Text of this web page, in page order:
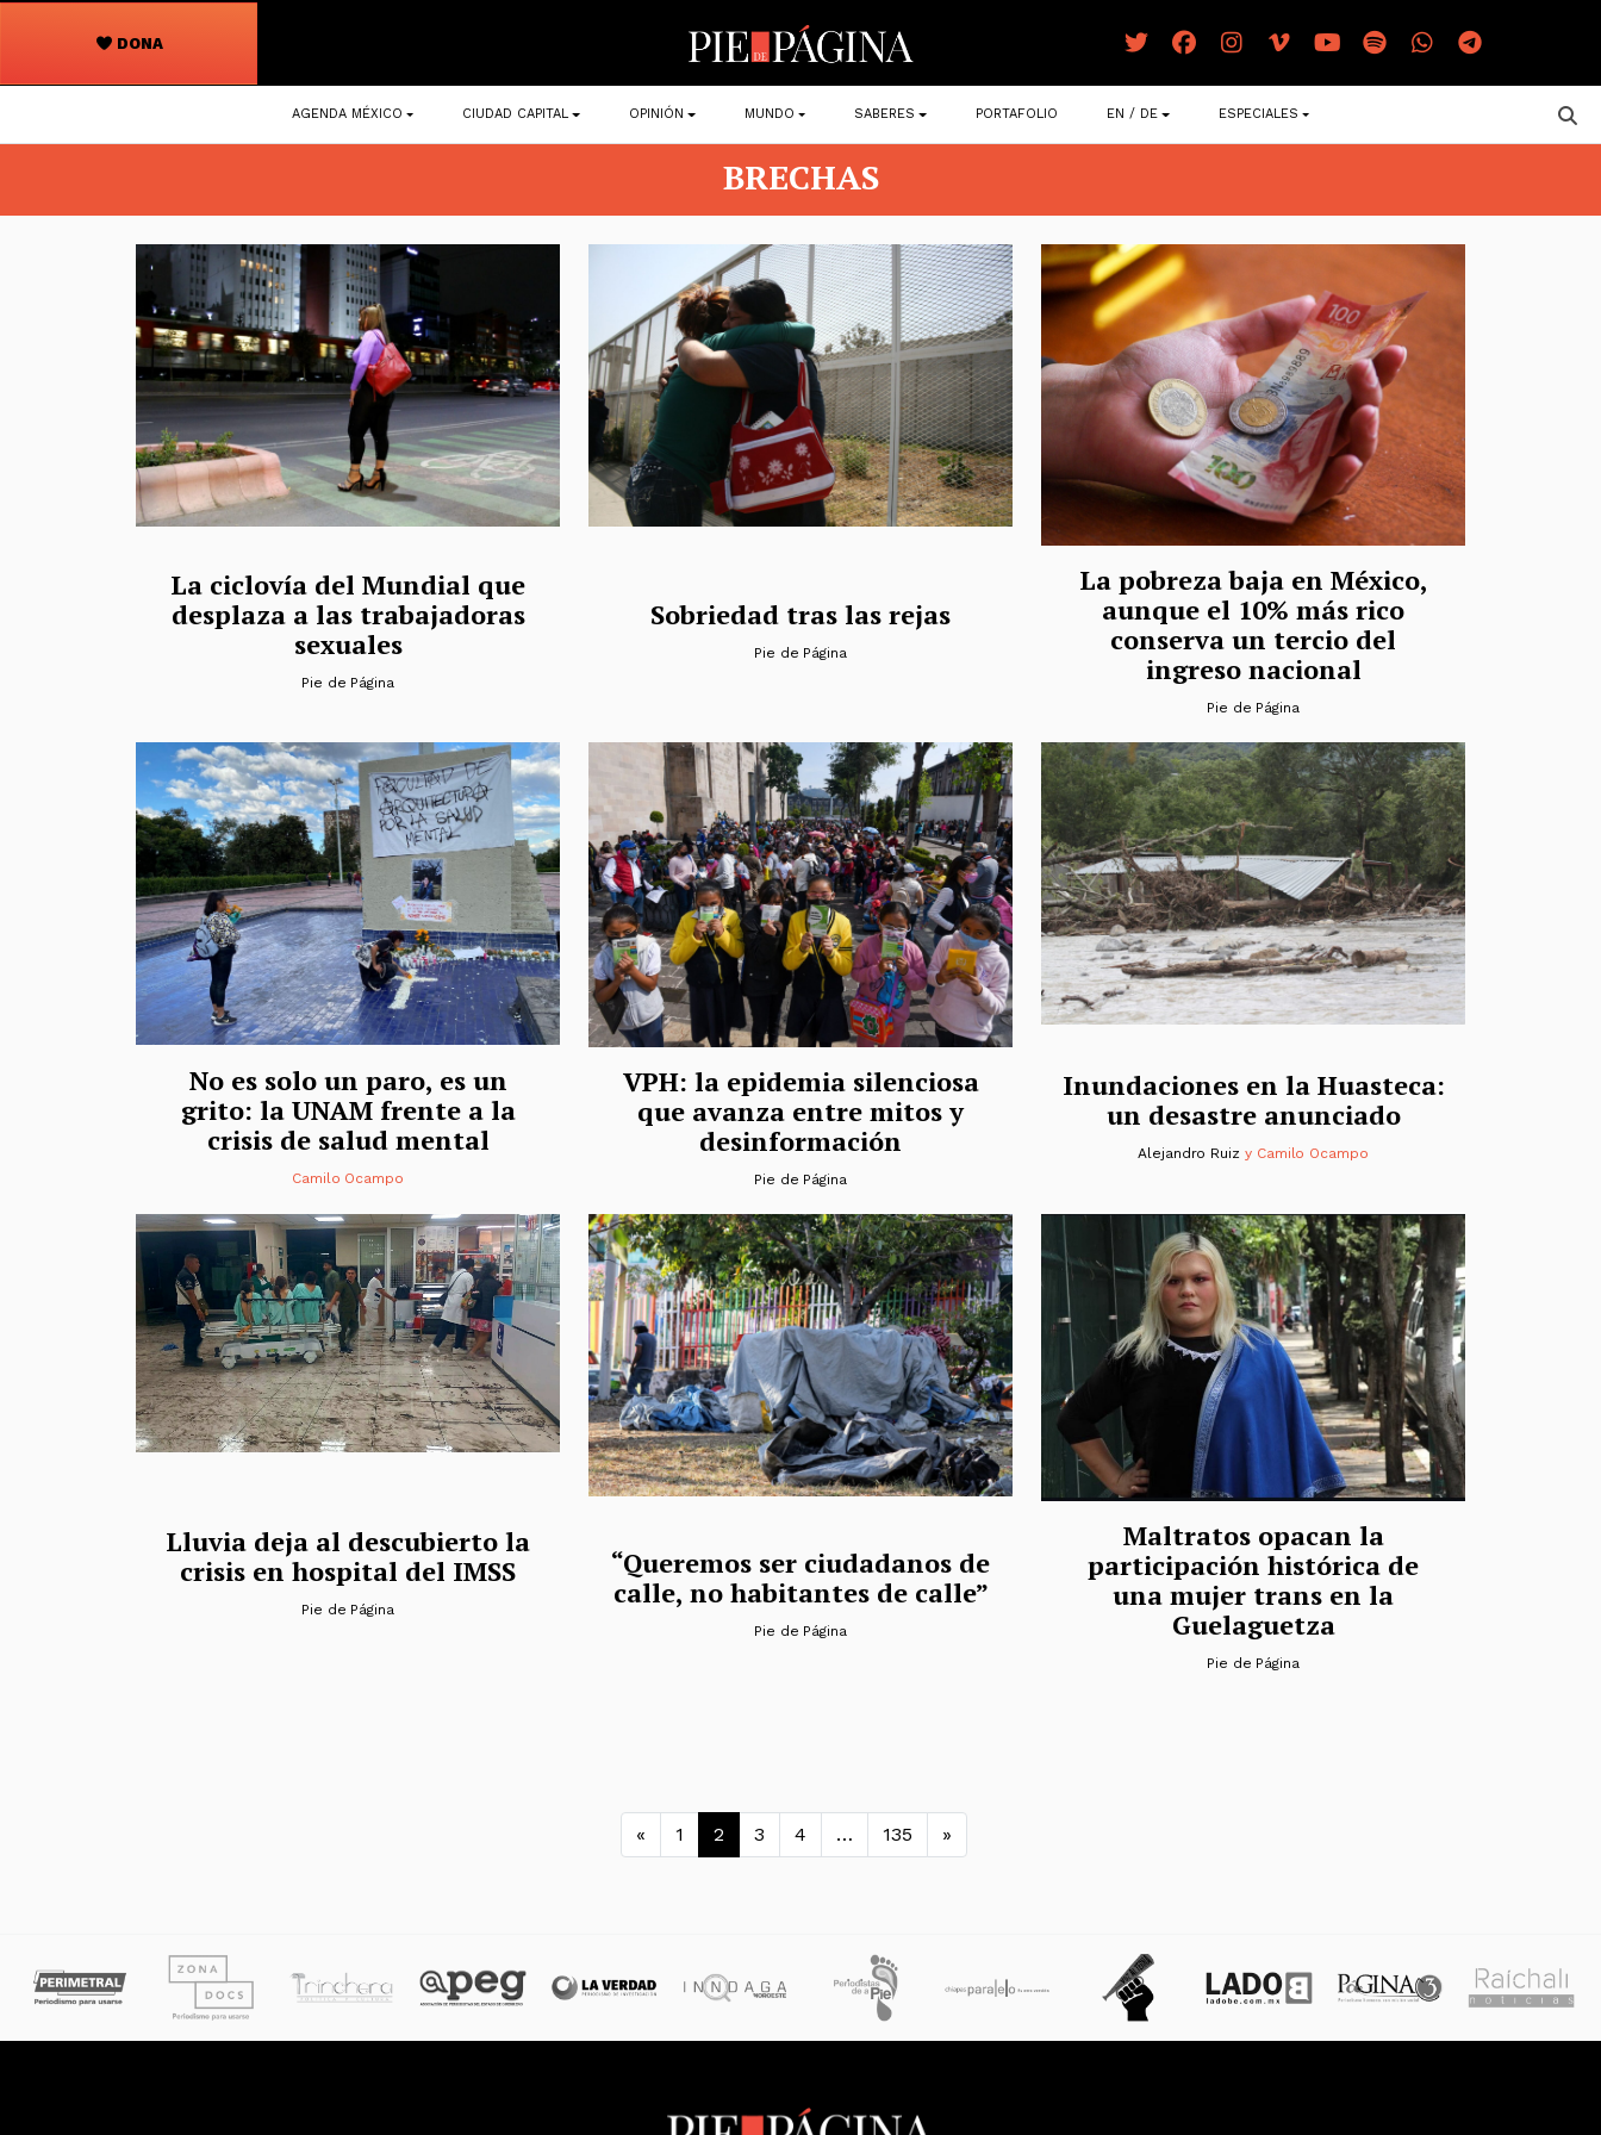
DONA
Navegación
principal
AGENDA MÉXICO CIUDAD CAPITAL OPINIÓN MUNDO SABERES PORTAFOLIO EN / DE ESPECIALES
BRECHAS
La ciclovía del Mundial que
desplaza a las trabajadoras
sexuales
Pie de Página
Sobriedad tras las rejas
Pie de Página
La pobreza baja en México,
aunque el 10% más rico
conserva un tercio del
ingreso nacional
Pie de Página
No es solo un paro, es un
grito: la UNAM frente a la
crisis de salud mental
Camilo Ocampo
VPH: la epidemia silenciosa
que avanza entre mitos y
desinformación
Pie de Página
Inundaciones en la Huasteca:
un desastre anunciado
Alejandro Ruiz y Camilo Ocampo
Lluvia deja al descubierto la
crisis en hospital del IMSS
Pie de Página
“Queremos ser ciudadanos de
calle, no habitantes de calle”
Pie de Página
Maltratos opacan la
participación histórica de
una mujer trans en la
Guelaguetza
Pie de Página
Navegación de entradas
« 1 2 3 4 … 135 »